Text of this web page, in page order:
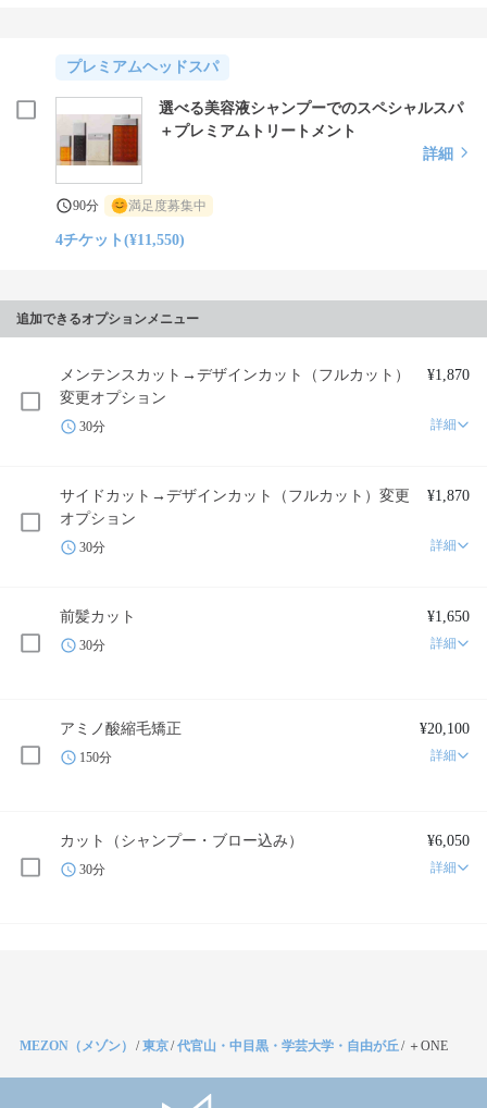
プレミアムヘッドスパ
選べる美容液シャンプーでのスペシャルスパ
＋プレミアムトリートメント
詳細
90分 満足度募集中
4チケット(¥11,550)
追加できるオプションメニュー
メンテンスカット→デザインカット（フルカット）
変更オプション
¥1,870
30分 詳細
サイドカット→デザインカット（フルカット）変更
オプション
¥1,870
30分 詳細
前髪カット ¥1,650
30分 詳細
アミノ酸縮毛矯正 ¥20,100
150分 詳細
カット（シャンプー・ブロー込み） ¥6,050
30分 詳細
MEZON（メゾン） /東京/代官山・中目黒・学芸大学・自由が丘 / ＋ONE